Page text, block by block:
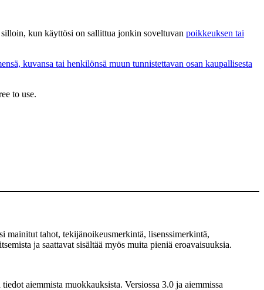
kun käyttösi on sallittua jonkin soveltuvan poikkeuksen tai
kuvansa tai henkilönsä muun tunnistettavan osan kaupallisesta
to use.
tahot, tekijänoikeusmerkintä, lisenssimerkintä,
ja saattavat sisältää myös muita pieniä eroavaisuuksia.
aiemmista muokkauksista. Versiossa 3.0 ja aiemmissa